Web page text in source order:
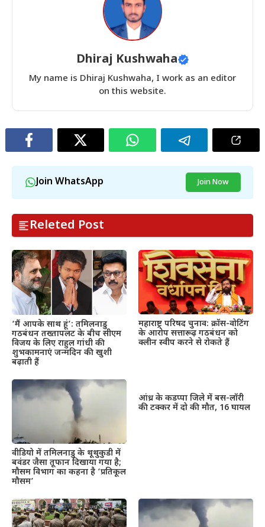
Dhiraj Kushwaha
My name is Dhiraj Kushwaha, I work as an editor
on this website.
Join WhatsApp Join Now
Releted Post
‘मैं आपके साथ हूं’: तमिलनाडु
गठबंधन तख्तापलट के बीच सीएम
विजय के लिए राहुल गांधी की
शुभकामनाएं जन्मदिन की खुशी
बढ़ाती हैं
महाराष्ट्र परिषद चुनाव: क्रॉस-वोटिंग
के आरोप सत्तारूढ़ गठबंधन को
क्लीन स्वीप करने से रोकते हैं
वीडियो में तमिलनाडु के थूथुकुडी में
बवंडर जैसा तूफान दिखाया गया है;
मौसम विभाग का कहना है ‘प्रतिकूल
मौसम’
आंध्र के कडप्पा जिले में बस-लॉरी
की टक्कर में दो की मौत, 16 घायल